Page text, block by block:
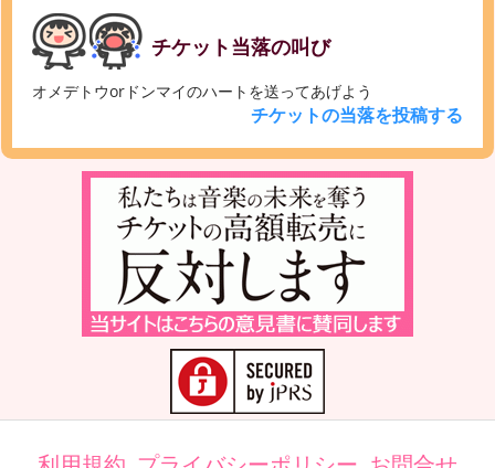
チケット当落の叫び
オメデトウorドンマイのハートを送ってあげよう
チケットの当落を投稿する